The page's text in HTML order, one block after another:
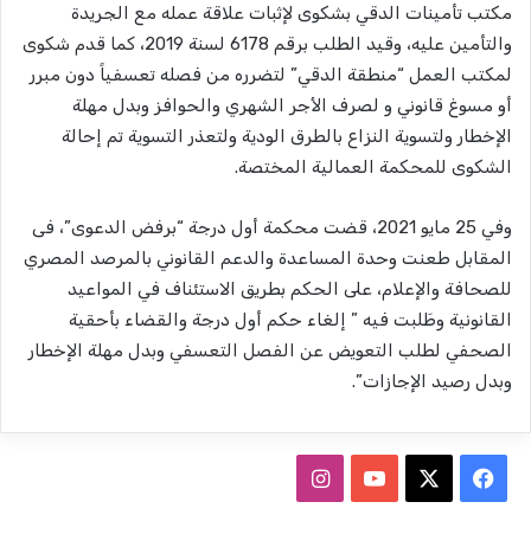
مكتب تأمينات الدقي بشكوى لإثبات علاقة عمله مع الجريدة
والتأمين عليه، وقيد الطلب برقم 6178 لسنة 2019، كما قدم شكوى
لمكتب العمل “منطقة الدقي” لتضرره من فصله تعسفياً دون مبرر
أو مسوغ قانوني و لصرف الأجر الشهري والحوافز وبدل مهلة
الإخطار ولتسوية النزاع بالطرق الودية ولتعذر التسوية تم إحالة
الشكوى للمحكمة العمالية المختصة.
وفي 25 مايو 2021، قضت محكمة أول درجة “برفض الدعوى”، فى
المقابل طعنت وحدة المساعدة والدعم القانوني بالمرصد المصري
للصحافة والإعلام، على الحكم بطريق الاستئناف في المواعيد
القانونية وطَلبت فيه ” إلغاء حكم أول درجة والقضاء بأحقية
الصحفي لطلب التعويض عن الفصل التعسفي وبدل مهلة الإخطار
وبدل رصيد الإجازات”.